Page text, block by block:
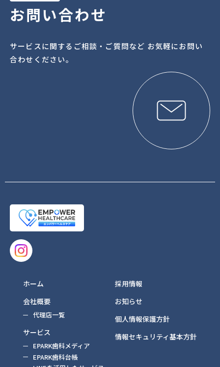
お問い合わせ
サービスに関するご相談・ご質問など お気軽にお問い
合わせください。
ホーム
会社概要
代理店一覧
サービス
EPARK歯科メディア
EPARK歯科台帳
採用情報
お知らせ
個人情報保護方針
情報セキュリティ基本方針